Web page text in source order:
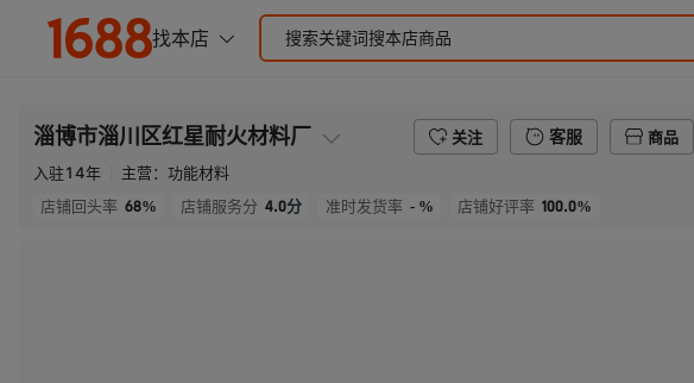
淄博市淄川区红星耐火材料厂 关注 客服
商品
入驻14年 主营： 功能材料
店铺回头率 68% 店铺服务分 4.0分 准时发货率 - % 店铺好评率 100.0%